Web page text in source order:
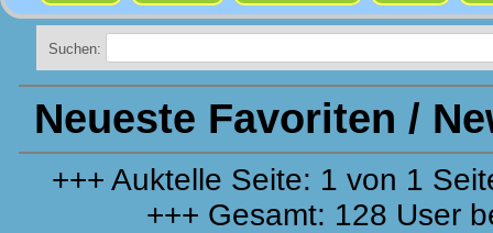
Suchen:
Neueste Favoriten /
+++ Auktelle Seite: 1 von 1
+++ Gesamt: 128 User